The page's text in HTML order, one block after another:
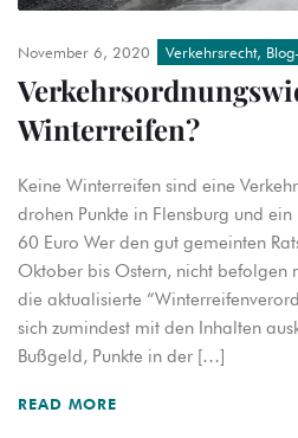
November 6, 2020 Verkehrsrecht,
Winterreifen?
Keine Winterreifen sind eine
drohen Punkte in Flensburg und
60 Euro Wer den gut gemeinten
Oktober bis Ostern, nicht befolgen
die aktualisierte
sich zumindest mit den Inhalten
Bußgeld, Punkte in der […]
READ MORE